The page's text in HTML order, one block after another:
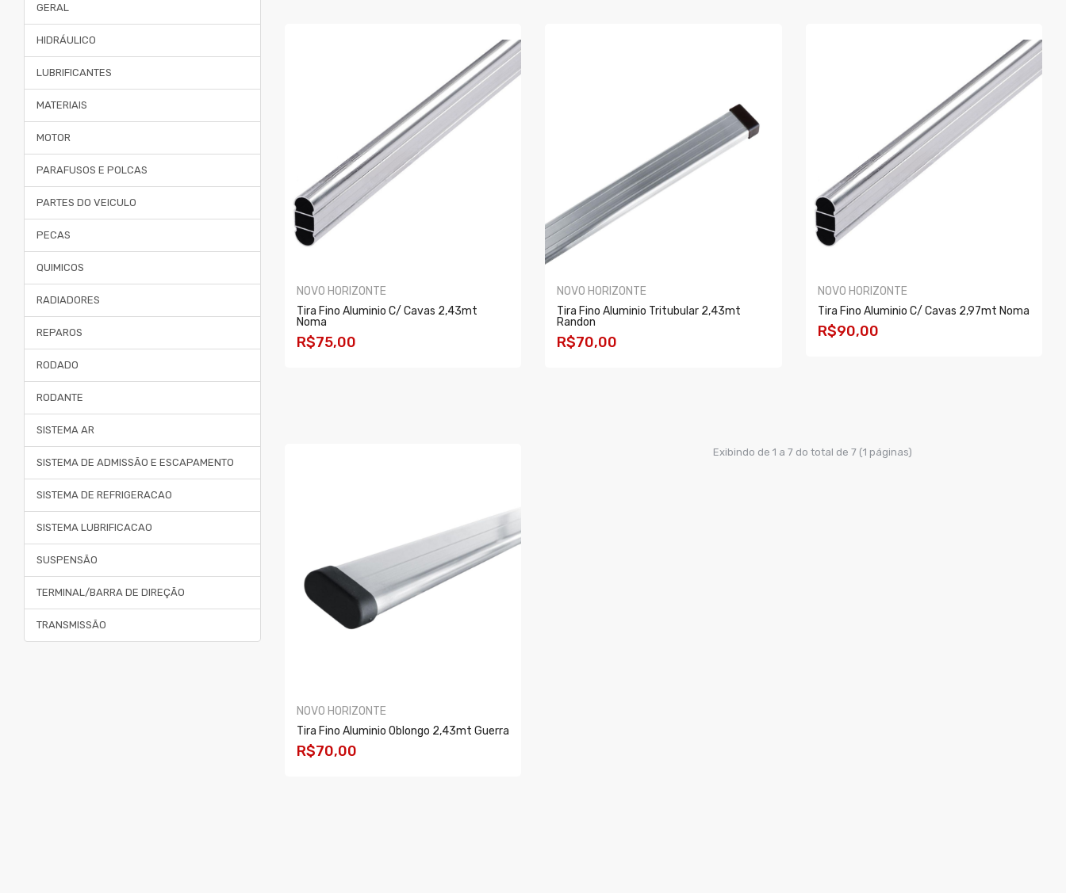
GERAL
HIDRÁULICO
LUBRIFICANTES
MATERIAIS
MOTOR
PARAFUSOS E POLCAS
PARTES DO VEICULO
PECAS
QUIMICOS
RADIADORES
REPAROS
RODADO
RODANTE
SISTEMA AR
SISTEMA DE ADMISSÃO E ESCAPAMENTO
SISTEMA DE REFRIGERACAO
SISTEMA LUBRIFICACAO
SUSPENSÃO
TERMINAL/BARRA DE DIREÇÃO
TRANSMISSÃO
NOVO HORIZONTE
Tira Fino Aluminio C/ Cavas 2,43mt
Noma
R$75,00
NOVO HORIZONTE
Tira Fino Aluminio Tritubular 2,43mt
Randon
R$70,00
NOVO HORIZONTE
Tira Fino Aluminio C/ Cavas 2,97mt Noma
R$90,00
NOVO HORIZONTE
Tira Fino Aluminio Oblongo 2,43mt Guerra
R$70,00
Exibindo de 1 a 7 do total de 7 (1 páginas)